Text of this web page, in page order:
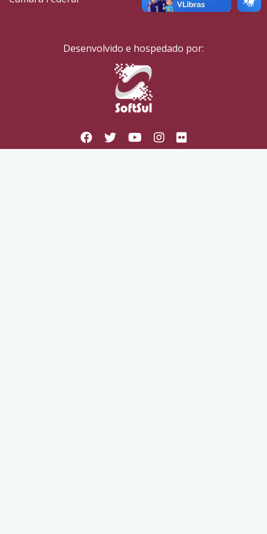
Desenvolvido e hospedado por: